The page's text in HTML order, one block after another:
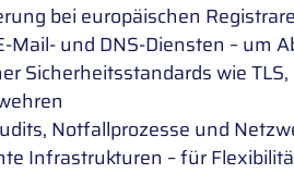
bei europäischen
Mail- und DNS-Diensten – um
Sicherheitsstandards wie
Notfallprozesse und
Infrastrukturen – für